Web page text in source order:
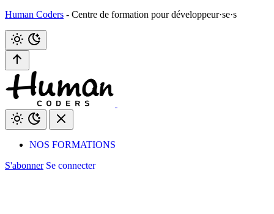
Human Coders - Centre de formation pour développeur·se·s
NOS FORMATIONS
S'abonner Se connecter